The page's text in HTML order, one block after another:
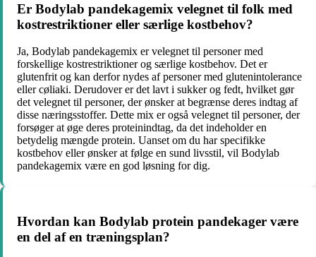
Er Bodylab pandekagemix velegnet til folk med
kostrestriktioner eller særlige kostbehov?
Ja, Bodylab pandekagemix er velegnet til personer med
forskellige kostrestriktioner og særlige kostbehov. Det er
glutenfrit og kan derfor nydes af personer med glutenintolerance
eller cøliaki. Derudover er det lavt i sukker og fedt, hvilket gør
det velegnet til personer, der ønsker at begrænse deres indtag af
disse næringsstoffer. Dette mix er også velegnet til personer, der
forsøger at øge deres proteinindtag, da det indeholder en
betydelig mængde protein. Uanset om du har specifikke
kostbehov eller ønsker at følge en sund livsstil, vil Bodylab
pandekagemix være en god løsning for dig.
Hvordan kan Bodylab protein pandekager være
en del af en træningsplan?